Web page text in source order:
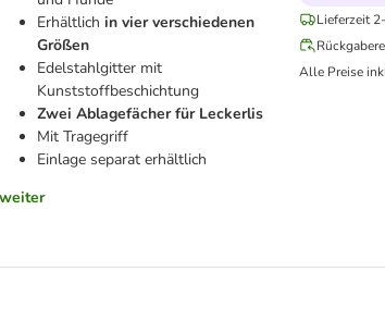
Erhältlich in vier verschiedenen
Größen
Edelstahlgitter mit
Kunststoffbeschichtung
Zwei Ablagefächer für Leckerlis
Mit Tragegriff
Einlage separat erhältlich
weiter
Lieferzeit
Alle Preise